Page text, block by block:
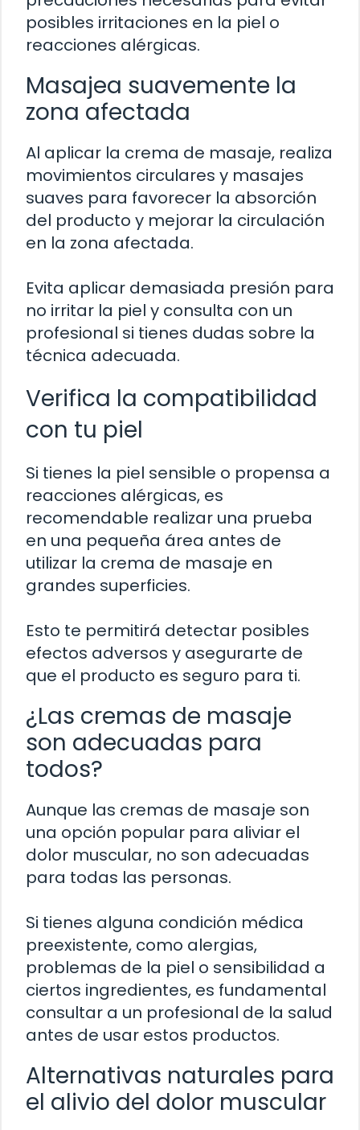
posibles irritaciones en la piel o
reacciones alérgicas.
Masajea suavemente la
zona afectada
Al aplicar la crema de masaje, realiza
movimientos circulares y masajes
suaves para favorecer la absorción
del producto y mejorar la circulación
en la zona afectada.
Evita aplicar demasiada presión para
no irritar la piel y consulta con un
profesional si tienes dudas sobre la
técnica adecuada.
Verifica la compatibilidad
con tu piel
Si tienes la piel sensible o propensa a
reacciones alérgicas, es
recomendable realizar una prueba
en una pequeña área antes de
utilizar la crema de masaje en
grandes superficies.
Esto te permitirá detectar posibles
efectos adversos y asegurarte de
que el producto es seguro para ti.
¿Las cremas de masaje
son adecuadas para
todos?
Aunque las cremas de masaje son
una opción popular para aliviar el
dolor muscular, no son adecuadas
para todas las personas.
Si tienes alguna condición médica
preexistente, como alergias,
problemas de la piel o sensibilidad a
ciertos ingredientes, es fundamental
consultar a un profesional de la salud
antes de usar estos productos.
Alternativas naturales para
el alivio del dolor muscular